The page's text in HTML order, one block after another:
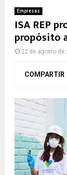
Empresas
ISA REP
propósito
22 de agosto de
COMPARTIR